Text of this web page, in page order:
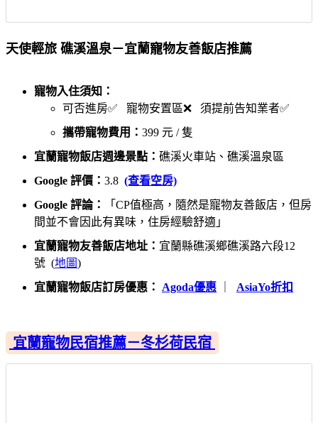
天使輕旅 礁溪溫泉－宜蘭寵物友善飯店推薦
寵物入住須知：
可否進房✅ 寵物安置區❌ 須提前告知業者✅
攜帶寵物費用： 399 元 / 隻
宜蘭寵物飯店週邊景點： 礁溪火車站、礁溪溫泉區
Google 評價： 3.8 (查看空房)
Google 評論：
「CP值極高，隨然是寵物友善飯店，但房
間並不會因此有異味，住房經驗舒適」
宜蘭寵物友善飯店地址： 宜蘭縣礁溪鄉礁溪路六段12
號 (地圖)
宜蘭寵物飯店訂房優惠：
Agoda優惠 AsiaYo折扣
宜蘭寵物民宿推薦－冬杉荷民宿